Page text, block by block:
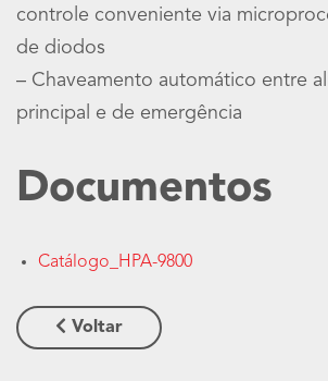
controle conveniente via
de diodos
– Chaveamento automático entre
principal e de emergência
Documentos
Catálogo_HPA-9800
Voltar